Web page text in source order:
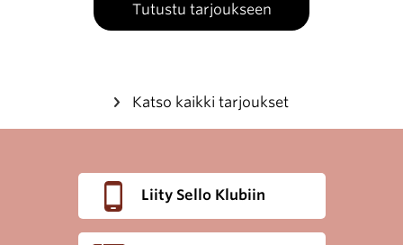
Tutustu tarjoukseen
Katso kaikki tarjoukset
Liity Sello Klubiin